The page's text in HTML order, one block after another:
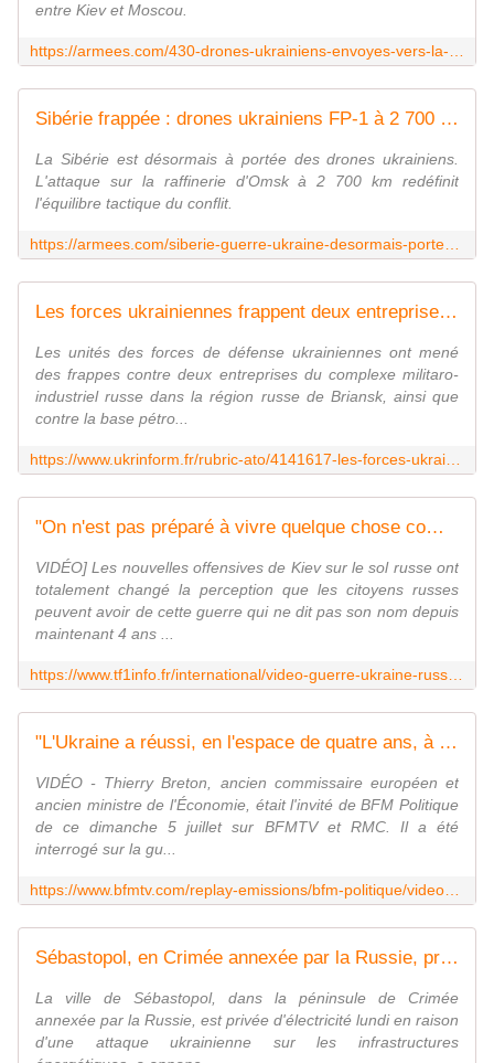
entre Kiev et Moscou.
Sibérie frappée : drones ukrainiens FP-1 à 2 700 km
La Sibérie est désormais à portée des drones ukrainiens.
L'attaque sur la raffinerie d'Omsk à 2 700 km redéfinit
l'équilibre tactique du conflit.
Les forces ukrainiennes frappent deux entreprises de défense dans la région de Briansk et une base pétrolière sur l'aérodrome de Belgorod
Les unités des forces de défense ukrainiennes ont mené
des frappes contre deux entreprises du complexe militaro-
industriel russe dans la région russe de Briansk, ainsi que
contre la base pétro...
"On n'est pas préparé à vivre quelque chose comme ça" : en Russie, la population brutalement rattrapée par la guerre en Ukraine | TF1 Info
VIDÉO] Les nouvelles offensives de Kiev sur le sol russe ont
totalement changé la perception que les citoyens russes
peuvent avoir de cette guerre qui ne dit pas son nom depuis
maintenant 4 ans ...
"L'Ukraine a réussi, en l'espace de quatre ans, à résister et faire plier la Russie", assure Thierry Breton, ancien commissaire européen
VIDÉO - Thierry Breton, ancien commissaire européen et
ancien ministre de l'Économie, était l'invité de BFM Politique
de ce dimanche 5 juillet sur BFMTV et RMC. Il a été
interrogé sur la gu...
Sébastopol, en Crimée annexée par la Russie, privée d'électricité après une attaque ukrainienne
La ville de Sébastopol, dans la péninsule de Crimée
annexée par la Russie, est privée d'électricité lundi en raison
d'une attaque ukrainienne sur les infrastructures